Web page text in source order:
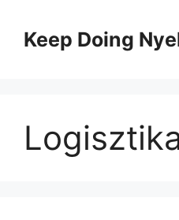
tartalomba
Keep Doing